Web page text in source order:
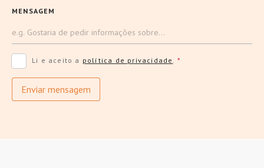
MENSAGEM
Li e aceito a política de privacidade *
Enviar mensagem